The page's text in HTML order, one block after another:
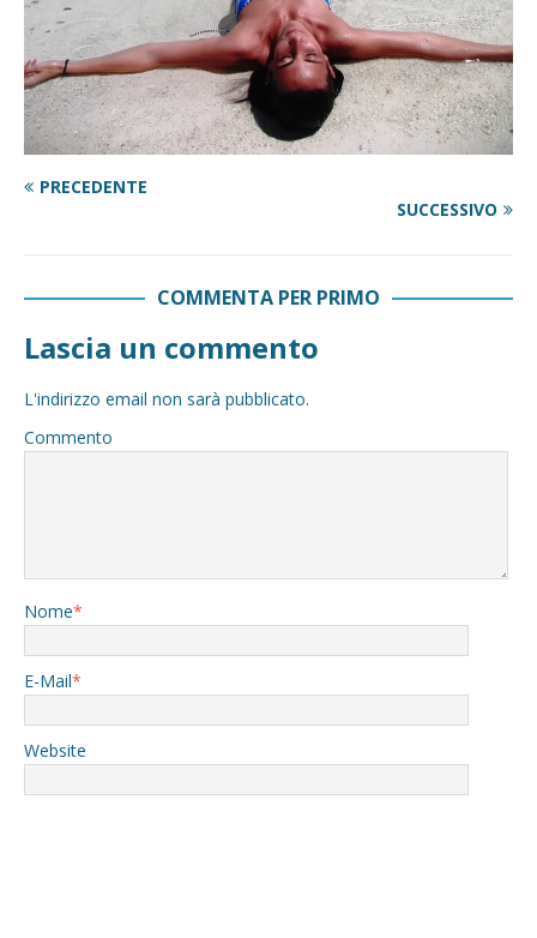
PRECEDENTE
SUCCESSIVO
COMMENTA PER PRIMO
Lascia un commento
L'indirizzo email non sarà pubblicato.
Commento
Nome*
E-Mail*
Website